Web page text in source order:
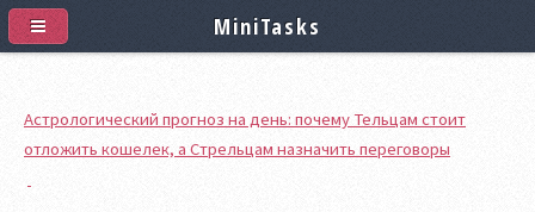
Астрологический прогноз на день: почему Тельцам стоит
отложить кошелек, а Стрельцам назначить переговоры
MiniTasks